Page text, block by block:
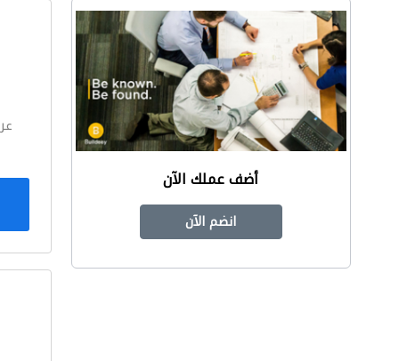
أضف عملك الآن
انضم الآن